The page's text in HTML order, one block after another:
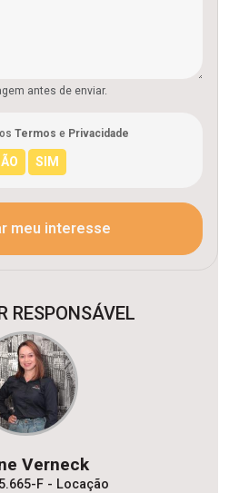
antes de enviar.
Termos e Privacidade
meu interesse
RESPONSÁVEL
Verneck
F - Locação